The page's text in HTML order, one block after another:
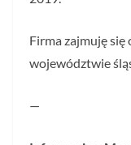
Firma zajmuję się
województwie
—